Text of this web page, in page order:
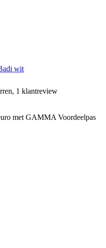
wit
1 klantreview
met GAMMA Voordeelpas